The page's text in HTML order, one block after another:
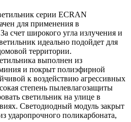
серии ECRAN
для применения в
счет широкого угла излучения и
идеально подойдет для
территории.
выполнен из
и покрыт полиэфирной
к воздействию агрессивных
степень пылевлагозащиты
светильник на улице в
Светодиодный модуль закрыт
ударопрочного поликарбоната,